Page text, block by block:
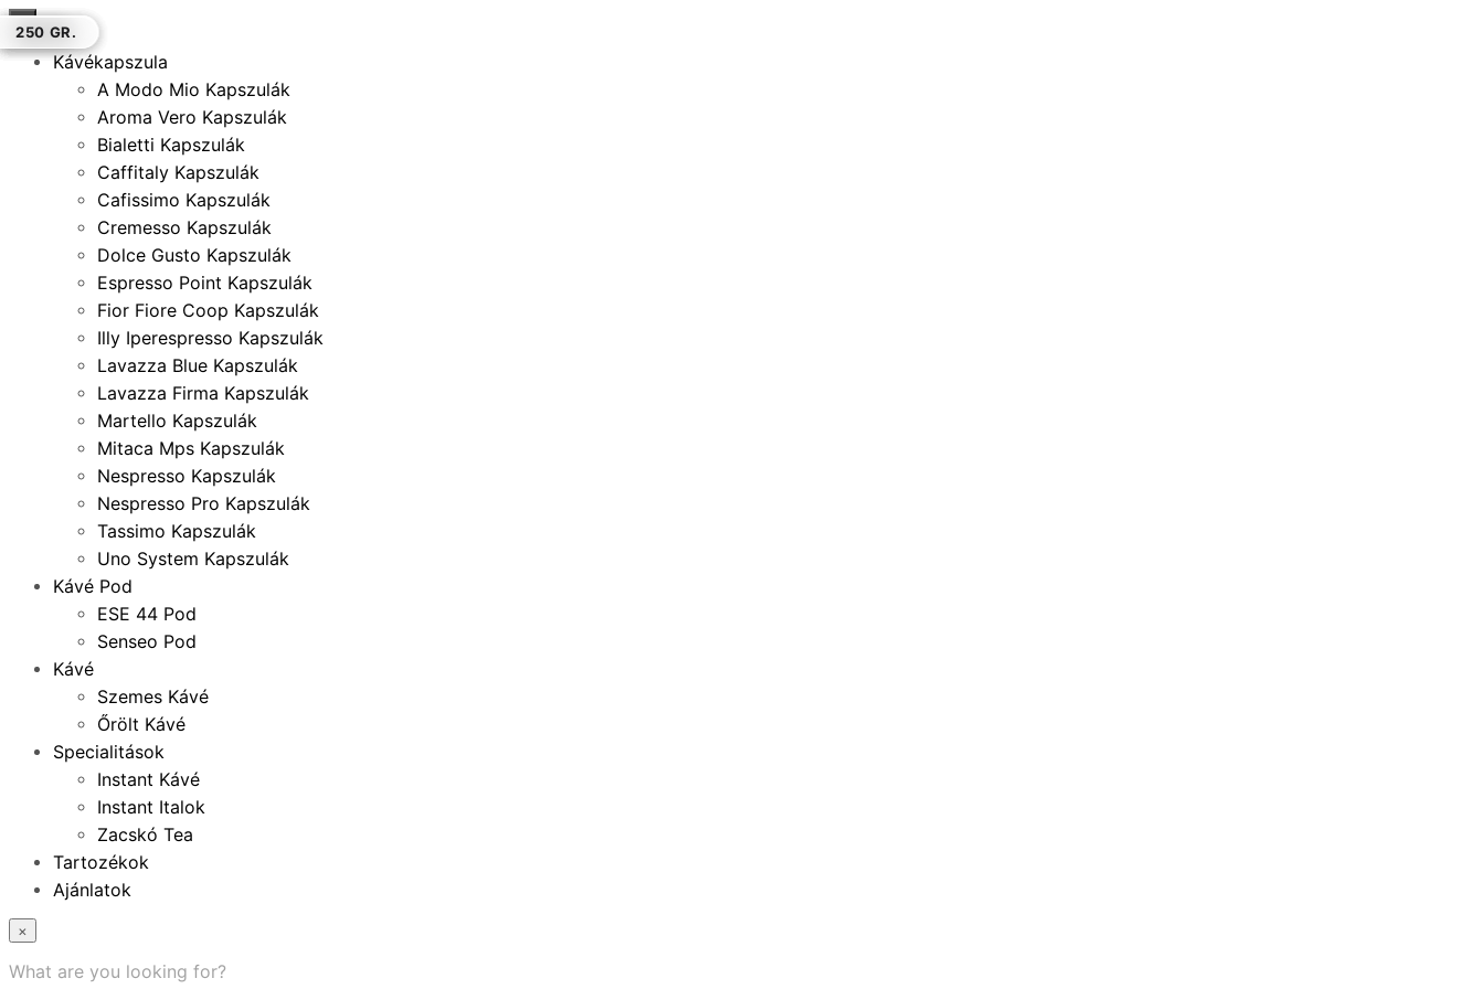
×
Kávékapszula
A Modo Mio Kapszulák
Aroma Vero Kapszulák
Bialetti Kapszulák
Caffitaly Kapszulák
Cafissimo Kapszulák
Cremesso Kapszulák
Dolce Gusto Kapszulák
Espresso Point Kapszulák
Fior Fiore Coop Kapszulák
Illy Iperespresso Kapszulák
Lavazza Blue Kapszulák
Lavazza Firma Kapszulák
Martello Kapszulák
Mitaca Mps Kapszulák
Nespresso Kapszulák
Nespresso Pro Kapszulák
Tassimo Kapszulák
Uno System Kapszulák
Kávé Pod
ESE 44 Pod
Senseo Pod
Kávé
Szemes Kávé
Őrölt Kávé
Specialitások
Instant Kávé
Instant Italok
Zacskó Tea
Tartozékok
Ajánlatok
×
What are you looking for?
1 KG.
500 GR.
250 GR.
1 KG.
500 GR.
250 GR.
250 GR.